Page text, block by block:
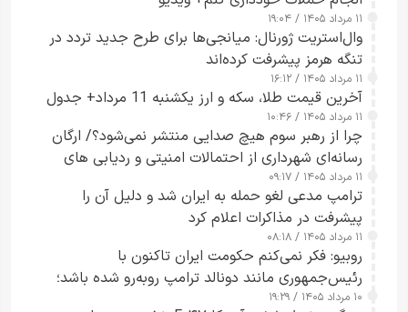
۱۱ مرداد ۱۴۰۵ / ۱۹:۰۴
وال‌استریت ژورنال: میانجی‌ها برای طرح جدید تردد در
تنگه هرمز پیشرفت کرده‌اند
۱۱ مرداد ۱۴۰۵ / ۱۶:۱۲
آخرین قیمت طلا، سکه و ارز یکشنبه 11 مرداد+ جدول
۱۱ مرداد ۱۴۰۵ / ۱۰:۴۶
چرا از رهبر سوم هیچ صدایی منتشر نمی‌شود؟/ ارگان
رسانه‌ای شهرداری از احتمالات امنیتی و ردیابی های
جاسوسی گفت
۱۱ مرداد ۱۴۰۵ / ۰۹:۱۷
ترامپ مدعی لغو حمله به ایران شد و دلیل آن را
پیشرفت در مذاکرات اعلام کرد
۱۱ مرداد ۱۴۰۵ / ۰۸:۱۸
روبیو: فکر نمی‌کنم حکومت ایران تاکنون با
رئیس‌جمهوری مانند دونالد ترامپ روبه‌رو شده باشد؛
کسی که واقعاً دست به اقدام می‌زند
۱۰ مرداد ۱۴۰۵ / ۱۹:۲۹